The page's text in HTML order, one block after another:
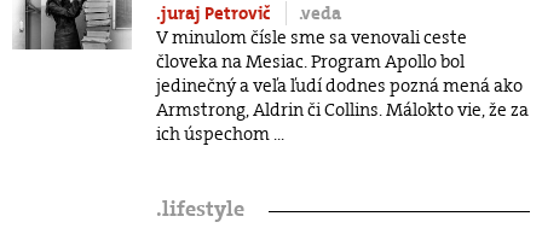
.juraj Petrovič
.veda
V minulom čísle sme sa venovali ceste
človeka na Mesiac. Program Apollo bol
jedinečný a veľa ľudí dodnes pozná mená ako
Armstrong, Aldrin či Collins. Málokto vie, že za
ich úspechom ...
.lifestyle